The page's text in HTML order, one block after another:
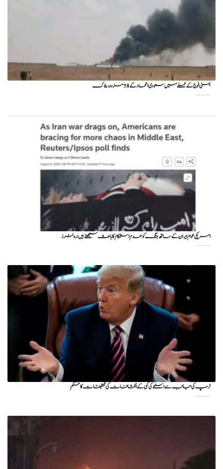
یمنی فوج کے حملے میں سعودی اتحاد کے 58 مزدور ہلاک
امریکی عوام ایران کے ساتھ جنگ کو عدم استحکام کا باعث سمجھتے ہیں: روئٹرز
ٹرمپ کی جانب سے اسلحے کی کمی کے انکشافات کی تحقیقات کا حکم